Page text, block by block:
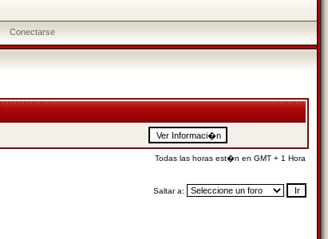
Conectarse
Todas las horas est�n en GMT + 1 Hora
Saltar a: